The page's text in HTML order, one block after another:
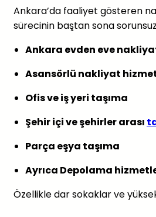
Ankara’da faaliyet gösteren
sürecinin baştan sona
Ankara evden eve
Asansörlü nakliyat
Ofis ve iş yeri taşıma
Şehir içi ve şehirler arası
Parça eşya taşıma
Ayrıca Depolama
Özellikle dar sokaklar ve